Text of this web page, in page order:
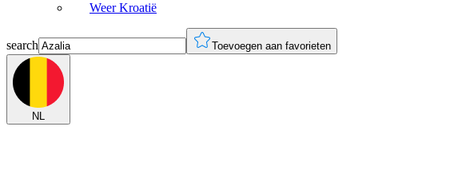
Weer Kroatië
search Toevoegen aan favorieten
NL